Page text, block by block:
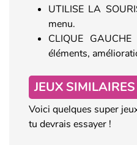
UTILISE LA
menu.
CLIQUE
éléments,
JEUX SIMILAIRES
Voici quelques super
tu devrais essayer !